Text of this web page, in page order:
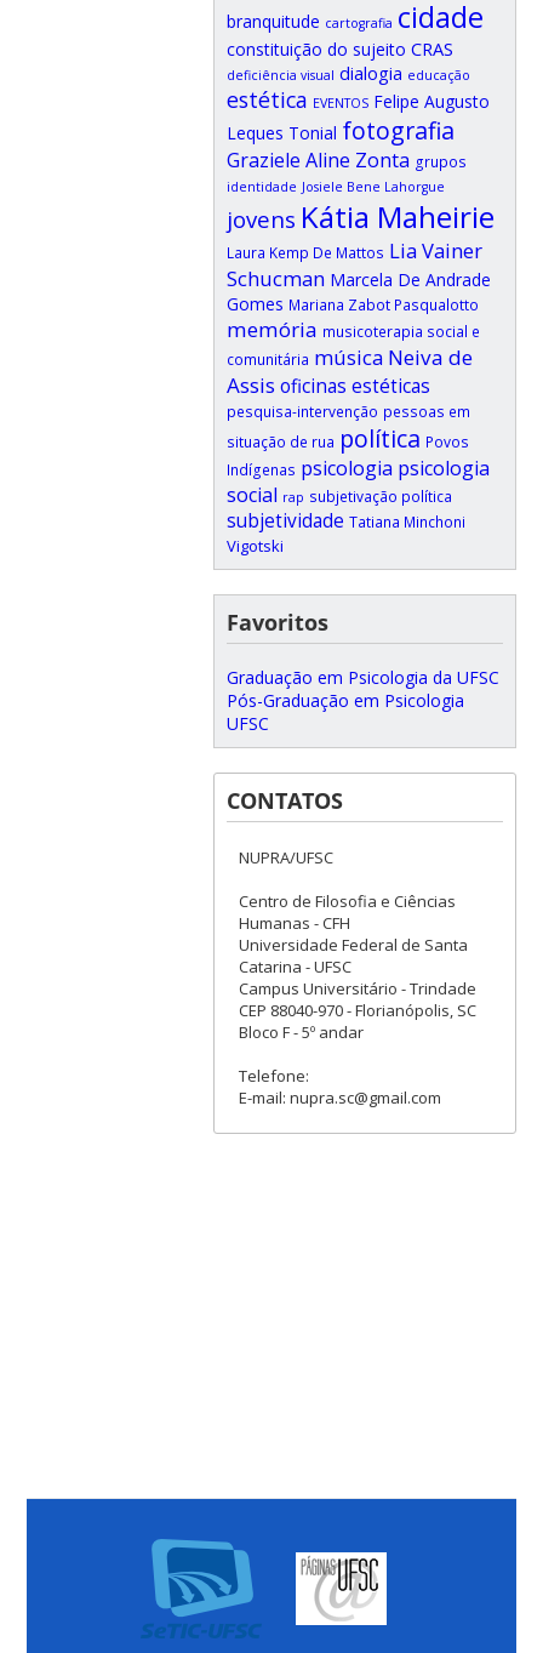
branquitude cartografia cidade
constituição do sujeito CRAS
deficiência visual dialogia educação
estética EVENTOS Felipe Augusto
Leques Tonial fotografia
Graziele Aline Zonta grupos
identidade Josiele Bene Lahorgue
jovens Kátia Maheirie
Laura Kemp De Mattos Lia Vainer
Schucman Marcela De Andrade
Gomes Mariana Zabot Pasqualotto
memória musicoterapia social e
comunitária música Neiva de
Assis oficinas estéticas
pesquisa-intervenção pessoas em
situação de rua política Povos
Indígenas psicologia psicologia
social rap subjetivação política
subjetividade Tatiana Minchoni
Vigotski
Favoritos
Graduação em Psicologia da UFSC
Pós-Graduação em Psicologia
UFSC
CONTATOS
NUPRA/UFSC
Centro de Filosofia e Ciências
Humanas - CFH
Universidade Federal de Santa
Catarina - UFSC
Campus Universitário - Trindade
CEP 88040-970 - Florianópolis, SC
Bloco F - 5º andar
Telefone:
E-mail: nupra.sc@gmail.com